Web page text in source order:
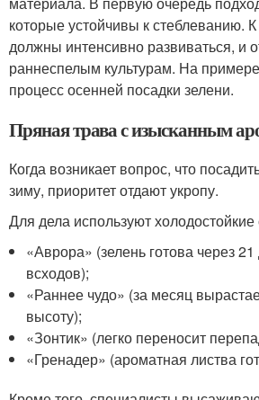
которые устойчивы к стеблеванию.
должны интенсивно развиваться, и
раннеспелым культурам. На
процесс осенней посадки зелени.
Пряная трава с изысканным
Когда возникает вопрос, что
зиму, приоритет отдают укропу.
Для дела используют холодостойкие
«Аврора» (зелень готова через
всходов);
«Раннее чудо» (за месяц
высоту);
«Зонтик» (легко переносит
«Гренадер» (ароматная листва